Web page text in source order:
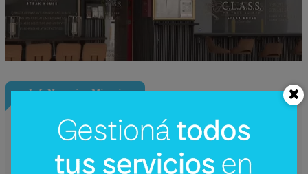
InfoNegocios Miami
Starbucks Japón y la cápsula
coleccionable que vale más que el café
(el producto se convierte en ecosistema)